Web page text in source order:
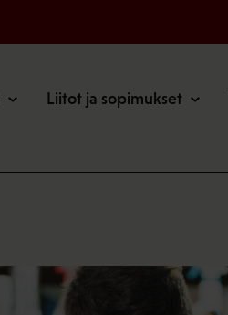
Liitot ja sopimukset